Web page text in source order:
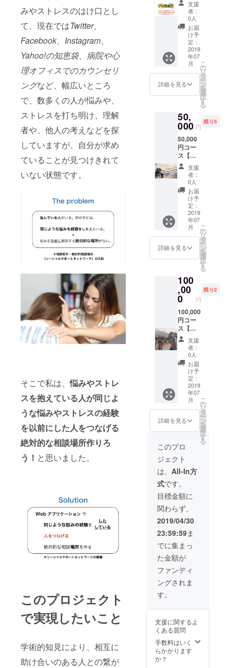
みやストレスのはけ口とし
て、現在ではTwitter、
Facebook、Instagram、
Yahoo!の知恵袋、病院や心
理オフィスでのカウンセリ
ングなど、幅広いところ
で、数多くの人が悩みや、
ストレスを打ち明け、理解
者や、他人の考えなどを探
していますが、自分が求め
ていることが見つけきれて
いない状態です。
そこで私は、悩みやストレ
スを抱えている人が同じよ
うな悩みやストレスの経験
を以前にした人をつなげる
絶対的な相談場所作りろ
う！ と思いました。
このプロジェクト
で実現したいこと
学術的知見により、相互に
助け合いのある人との繋が
にお名
前を記
載させ
ていた
だきま
す。 初
期のロ
ゴが
入った
ここで
リジナ
ルTシャ
ツを１
枚お送
りさせ
ていた
だきま
す。
（サイ
ズは以
下で指
定でき
ます
が、色
は白の
みとさ
せてい
ル初期
ロゴT
シャツ
＆心を
込めた
感謝の
手書き
の手紙
＆アプ
リβ版お
試し操
作コー
期のロ
ゴが
入った
ここで
しか手
に入ら
ないオ
リジナ
ルTシャ
ツをお
送りさ
せてい
ただき
ます。
（サイ
ズは以
下で指
は白の
みとさ
せてい
ただき
ま
す。）
心から
の感謝
の手書
きの手
紙をお
送りさ
せてい
ただき
ます。
また、
プロト
タイプ
チ前
に、お
試し操
作がで
きる権
利をお
渡しい
たしま
す。 ア
プリ内
に、お
名前を
記載さ
せてい
ただき
ます。
※資金の
集まり
程が前
後する
可能性
がござ
いま
す、そ
支援
者：
0人
お届
け予
定：
2019
年07
月
詳細を見る
こ
の
リ
タ
ー
ン
を
選
択
す
る
50,
000 円
残り5
50,000
円コー
ス【オ
リジナ
ル初期
ロゴT
シャツ
２枚＆
心を込
めた感
謝の手
書きの
手紙＆
アプリβ
版お試
し操作
ス】 初
期のロ
ゴが
入った
ここで
しか手
に入ら
ないオ
リジナ
ルTシャ
ツを２
枚お送
りさせ
ていた
だきま
す。
（サイ
ズは以
下で指
定でき
ます
が、色
は白の
みとさ
せてい
ただき
ま
す。）
心から
の感謝
の手書
きの手
紙をお
送りさ
せてい
ただき
ます。
また、
完成後
チ前
に、お
試し操
作がで
きる権
支援
者：
0人
お届
け予
定：
2019
年07
月
詳細を見る
こ
の
リ
タ
ー
ン
を
選
択
す
る
100
,00
0 円
残り2
100,000
円コー
ス【熱
く語り
合いま
しょう
の会１
回開催
権＆オ
リジナ
ル初期
ロゴT
シャツ
２枚＆
アプリβ
版お試
し操作
コー
ス】 私
に、こ
のサー
ビスに
ついて
ご飯に
でも
行って
熱く語
らせて
くださ
い！の
権利で
す。
（食事
代、交
願いし
面会時
には同
伴者を
つける
可能性
支援
者：
0人
お届
け予
定：
2019
年07
月
詳細を見る
こ
の
リ
タ
ー
ン
を
選
択
す
る
このプロ
ジェクト
は、 All-In方
式です。
目標金額に
関わらず、
2019/04/30
23:59:59ま
でに集まっ
た金額が
ファンディ
ングされま
す。
支援に関するよ
くある質問
手数料はいく
らかかります
か？